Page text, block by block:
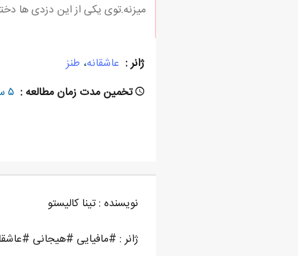
میزنه.توی یکی از این دزدی ها
ژانر : عاشقانه، طنز
تخمین مدت زمان مطالعه : ۵ ساعت و ۳۶ دقیقه
نویسنده : تینا کالیستو
ژانر : #مافیایی #هیجانی